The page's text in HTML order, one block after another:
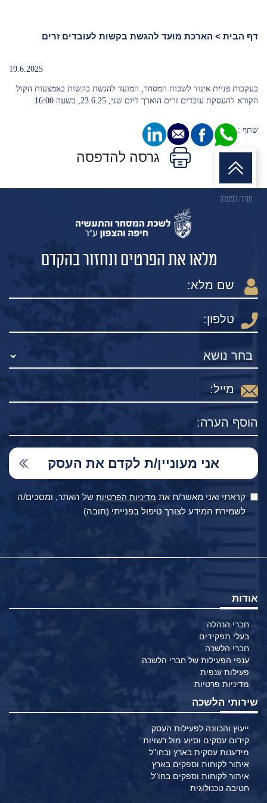
דף הבית > הארכת מועד להגשת בקשות לעובדים זרים
19.6.2025
בעקבות פניית איגוד לשכות המסחר, המועד להגשת בקשות באמצעות הקול
הקורא להעסקת עובדים זרים הוארך ליום שני, 23.6.25, בשעה 16:00.
שתף :
גרסה להדפסה
חזרה למעלה
מלאו את הפרטים ונחזור בהקדם
קראתי ואני מאשר/ת את מדיניות הפרטיות של האתר, ומסכים/ה
לשמירת המידע לצורך טיפול בפנייתי (חובה)
אודות
חברי הנהלה
בעלי תפקידים
חברי הלשכה
ענפי הפעילות של חברי הלשכה
פעילות ענפית
מדיניות פרטיות
שירותי הלשכה
ייעוץ והכוונה לפעילות העסק
קידום עסקים וסיוע מול רשויות
מידענות עסקית בארץ ובחו"ל
איתור לקוחות וספקים בארץ
איתור לקוחות וספקים בחו"ל
חטיבה טכנולוגית